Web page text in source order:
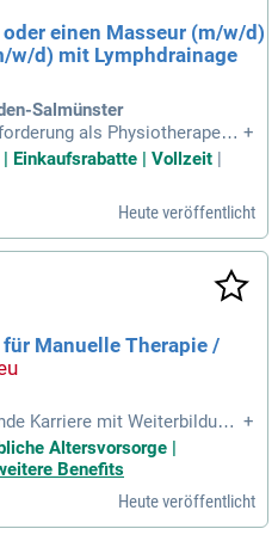
fachliche Teammeetin
fördern.
einen Masseur (m/w/d)
w/d) mit Lymphdrainage
Salmünster
als Physiotherapeut:
attraktive Stellen mit bis zu 3
und Zugehörigkeit. Profit
zu nutzen. Unsere gu
Verkehrsmittel und Parkm
stressfrei. Zudem fördern
durch 100% finanzierte Fortbi
pro Jahr. Bei
Sie einen attraktiven Zus
die Ihr Engagement bel
+
Einkaufsrabatte | Vollzeit |
Heute veröffentlicht
Manuelle Therapie /
Karriere mit Weiterbildung
Therapie! Wir suchen eine f
die mit viel Spaß
sowie zusätzlich
und Silvester. Unsere attrak
+
Altersvorsorge |
Benefits
Heute veröffentlicht